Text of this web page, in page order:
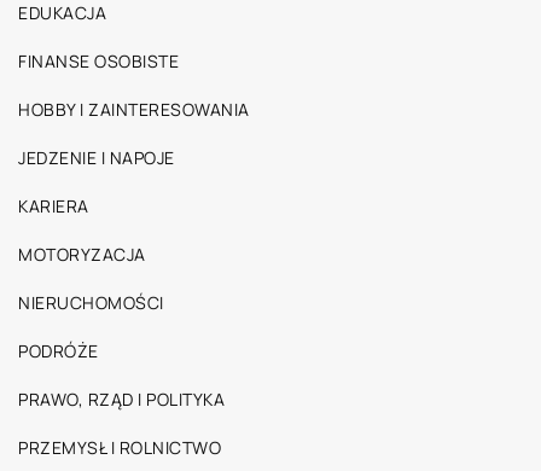
EDUKACJA
FINANSE OSOBISTE
HOBBY I ZAINTERESOWANIA
JEDZENIE I NAPOJE
KARIERA
MOTORYZACJA
NIERUCHOMOŚCI
PODRÓŻE
PRAWO, RZĄD I POLITYKA
PRZEMYSŁ I ROLNICTWO